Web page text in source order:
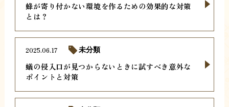
蜂が寄り付かない環境を作るための効果的な対策
とは？
蟻の侵入口が見つからないときに試すべき意外な
ポイントと対策
2025.06.17 未分類